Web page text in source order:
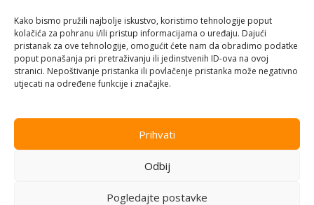
Kako bismo pružili najbolje iskustvo, koristimo tehnologije poput
kolačića za pohranu i/ili pristup informacijama o uređaju. Dajući
pristanak za ove tehnologije, omogućit ćete nam da obradimo podatke
poput ponašanja pri pretraživanju ili jedinstvenih ID-ova na ovoj
stranici. Nepoštivanje pristanka ili povlačenje pristanka može negativno
utjecati na određene funkcije i značajke.
Prihvati
Odbij
Pogledajte postavke
Kontakt informacije
Branilaca Bosne, 75 300 Lukavac
+387 35 555 999
info@pconer.ba
Vision.